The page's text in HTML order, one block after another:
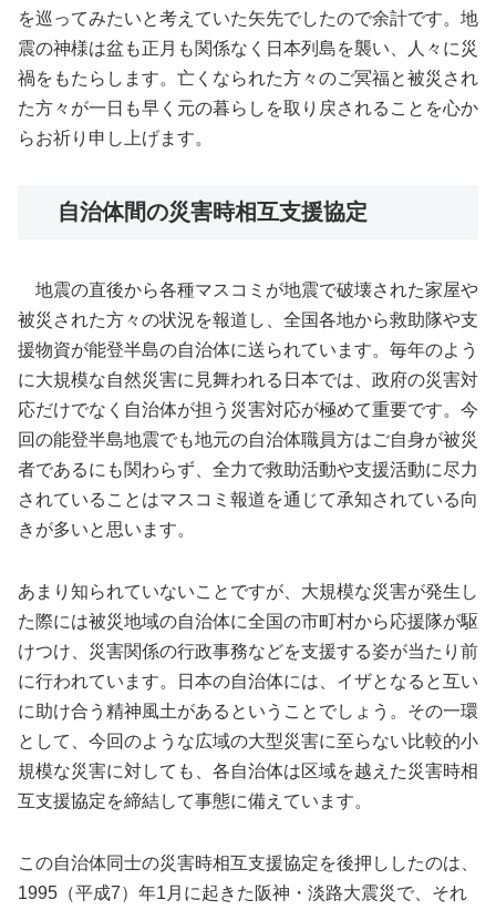
を巡ってみたいと考えていた矢先でしたので余計です。地
震の神様は盆も正月も関係なく日本列島を襲い、人々に災
禍をもたらします。亡くなられた方々のご冥福と被災され
た方々が一日も早く元の暮らしを取り戻されることを心か
らお祈り申し上げます。
自治体間の災害時相互支援協定
地震の直後から各種マスコミが地震で破壊された家屋や
被災された方々の状況を報道し、全国各地から救助隊や支
援物資が能登半島の自治体に送られています。毎年のよう
に大規模な自然災害に見舞われる日本では、政府の災害対
応だけでなく自治体が担う災害対応が極めて重要です。今
回の能登半島地震でも地元の自治体職員方はご自身が被災
者であるにも関わらず、全力で救助活動や支援活動に尽力
されていることはマスコミ報道を通じて承知されている向
きが多いと思います。
あまり知られていないことですが、大規模な災害が発生し
た際には被災地域の自治体に全国の市町村から応援隊が駆
けつけ、災害関係の行政事務などを支援する姿が当たり前
に行われています。日本の自治体には、イザとなると互い
に助け合う精神風土があるということでしょう。その一環
として、今回のような広域の大型災害に至らない比較的小
規模な災害に対しても、各自治体は区域を越えた災害時相
互支援協定を締結して事態に備えています。
この自治体同士の災害時相互支援協定を後押ししたのは、
1995（平成7）年1月に起きた阪神・淡路大震災で、それ